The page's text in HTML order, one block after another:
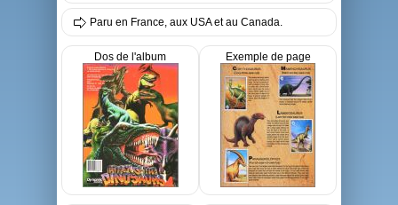
Paru en France, aux USA et au Canada.
Dos de l'album Exemple de page